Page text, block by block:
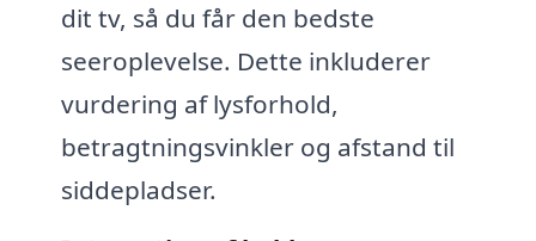
dit tv, så du får den bedste
seeroplevelse. Dette inkluderer
vurdering af lysforhold,
betragtningsvinkler og afstand til
siddepladser.